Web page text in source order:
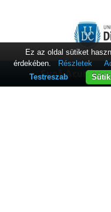
Információk
Hirdetőtábla
Sună Acum
Ez az oldal sütiket
érdekében.
Részletek
Testreszab